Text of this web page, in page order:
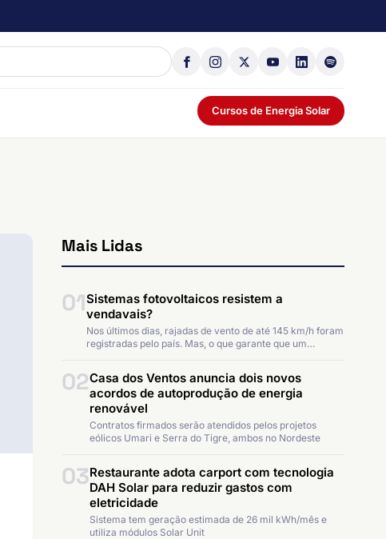
Cursos de Energia Solar
Mais Lidas
01Sistemas fotovoltaicos resistem a
vendavais?
Nos últimos dias, rajadas de vento de até 145 km/h foram
registradas pelo país. Mas, o que garante que um…
02Casa dos Ventos anuncia dois novos
acordos de autoprodução de energia
renovável
Contratos firmados serão atendidos pelos projetos
eólicos Umari e Serra do Tigre, ambos no Nordeste
03Restaurante adota carport com tecnologia
DAH Solar para reduzir gastos com
eletricidade
Sistema tem geração estimada de 26 mil kWh/mês e
utiliza módulos Solar Unit